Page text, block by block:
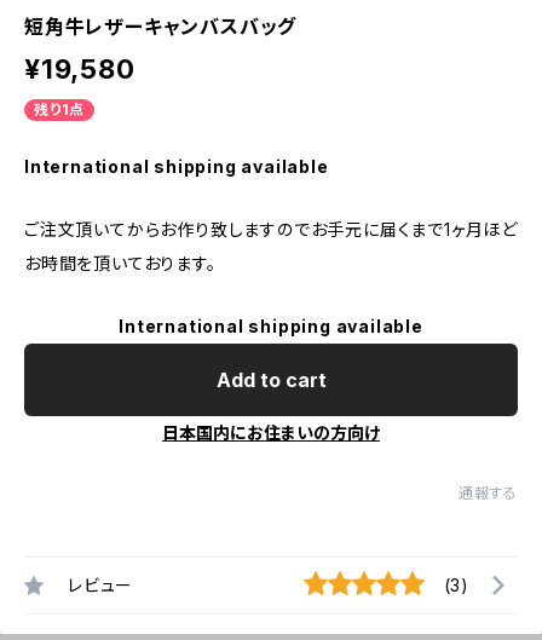
短角牛レザーキャンバスバッグ
¥19,580
残り1点
International shipping available
ご注文頂いてからお作り致しますのでお手元に届くまで1ヶ月ほど
お時間を頂いております。
International shipping available
Add to cart
日本国内にお住まいの方向け
通報する
レビュー (3)